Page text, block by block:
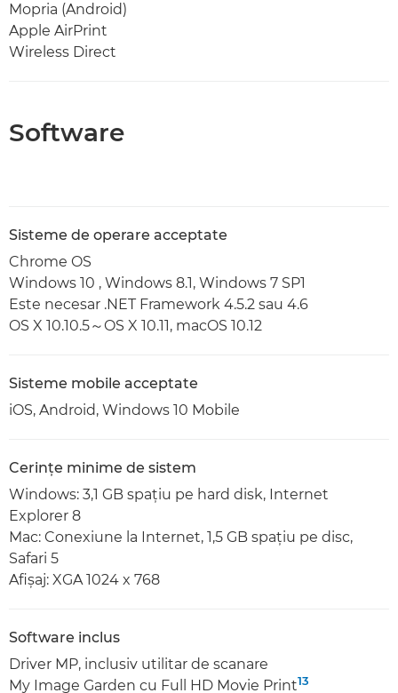
Mopria (Android)
Apple AirPrint
Wireless Direct
Software
Sisteme de operare acceptate
Chrome OS
Windows 10 , Windows 8.1, Windows 7 SP1
Este necesar .NET Framework 4.5.2 sau 4.6
OS X 10.10.5～OS X 10.11, macOS 10.12
Sisteme mobile acceptate
iOS, Android, Windows 10 Mobile
Cerinţe minime de sistem
Windows: 3,1 GB spaţiu pe hard disk, Internet
Explorer 8
Mac: Conexiune la Internet, 1,5 GB spaţiu pe disc,
Safari 5
Afişaj: XGA 1024 x 768
Software inclus
Driver MP, inclusiv utilitar de scanare
My Image Garden cu Full HD Movie Print13